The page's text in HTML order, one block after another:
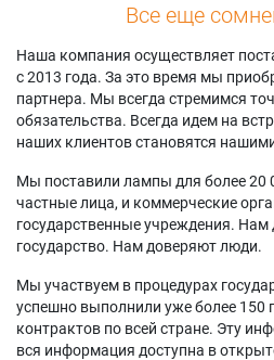
Все еще
Наша компания осуществляет
с 2013 года. За это время мы
партнера. Мы всегда стремимся
обязательства. Всегда идем на
наших клиентов становятся
Мы поставили лампы для более 20
частные лица, и коммерческие
государственные учреждения. Нам
государство. Нам доверяют люди.
Мы участвуем в процедурах
успешно выполнили уже более 150
контрактов по всей стране. Эту
вся информация доступна в